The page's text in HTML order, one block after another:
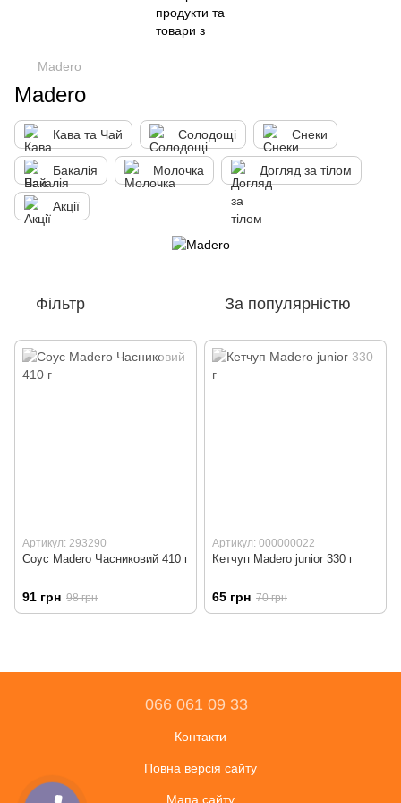
Madero
Madero
Кава та Чай Солодощі Снеки
Бакалія Молочка Догляд за тілом
Акції
Фільтр За популярністю
Артикул: 293290
Соус Madero Часниковий 410 г
91 грн 98 грн
Артикул: 000000022
Кетчуп Madero junior 330 г
65 грн 70 грн
066 061 09 33
Контакти
Повна версія сайту
Мапа сайту